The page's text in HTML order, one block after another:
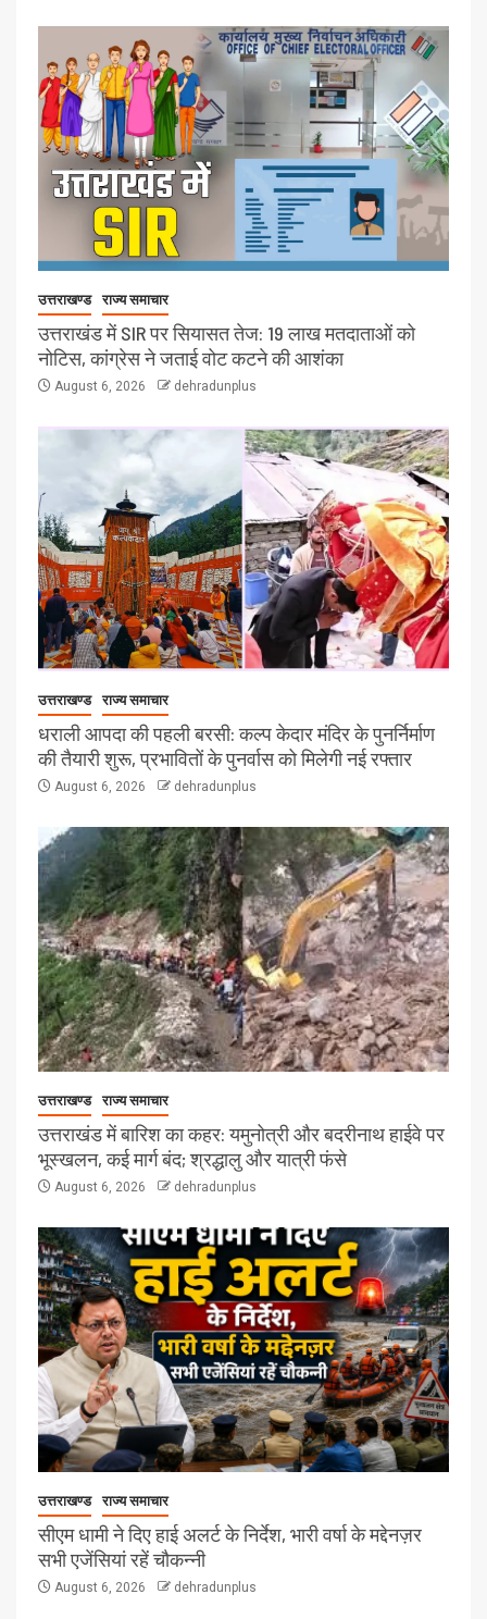
उत्तराखण्ड राज्य समाचार
उत्तराखंड में SIR पर सियासत तेज: 19 लाख मतदाताओं को
नोटिस, कांग्रेस ने जताई वोट कटने की आशंका
August 6, 2026 dehradunplus
उत्तराखण्ड राज्य समाचार
धराली आपदा की पहली बरसी: कल्प केदार मंदिर के पुनर्निर्माण
की तैयारी शुरू, प्रभावितों के पुनर्वास को मिलेगी नई रफ्तार
August 6, 2026 dehradunplus
उत्तराखण्ड राज्य समाचार
उत्तराखंड में बारिश का कहर: यमुनोत्री और बदरीनाथ हाईवे पर
भूस्खलन, कई मार्ग बंद; श्रद्धालु और यात्री फंसे
August 6, 2026 dehradunplus
उत्तराखण्ड राज्य समाचार
सीएम धामी ने दिए हाई अलर्ट के निर्देश, भारी वर्षा के मद्देनज़र
सभी एजेंसियां रहें चौकन्नी
August 6, 2026 dehradunplus